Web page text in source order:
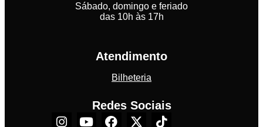
Sábado, domingo e feriado
das 10h às 17h
Atendimento
Bilheteria
Redes Sociais